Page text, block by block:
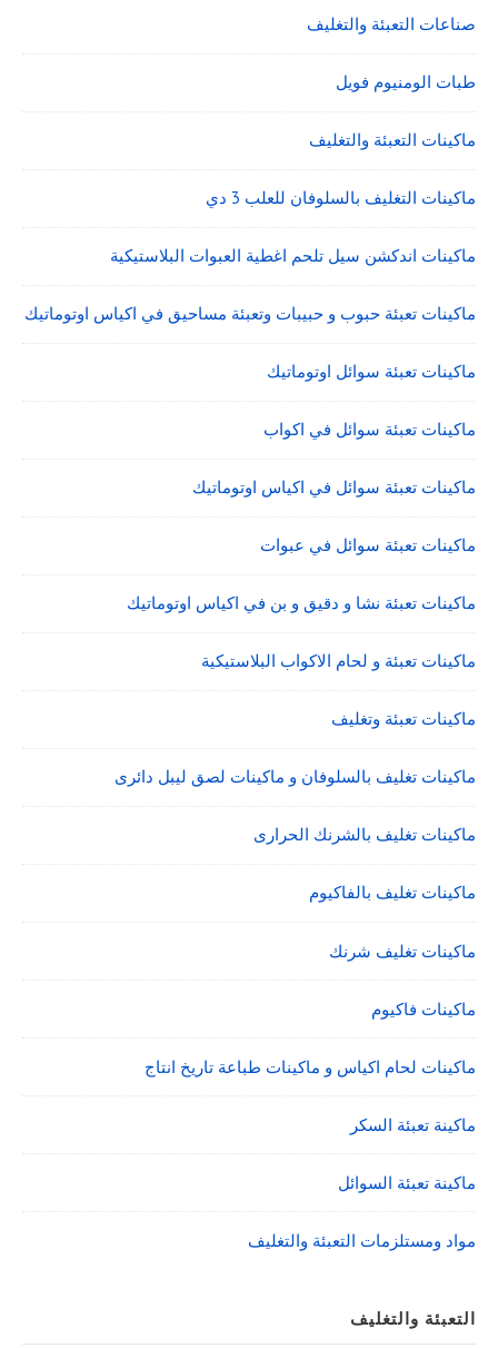
صناعات التعبئة والتغليف
طبات الومنيوم فويل
ماكينات التعبئة والتغليف
ماكينات التغليف بالسلوفان للعلب 3 دي
ماكينات اندكشن سيل تلحم اغطية العبوات البلاستيكية
ماكينات تعبئة حبوب و حبيبات وتعبئة مساحيق في اكياس اوتوماتيك
ماكينات تعبئة سوائل اوتوماتيك
ماكينات تعبئة سوائل في اكواب
ماكينات تعبئة سوائل في اكياس اوتوماتيك
ماكينات تعبئة سوائل في عبوات
ماكينات تعبئة نشا و دقيق و بن في اكياس اوتوماتيك
ماكينات تعبئة و لحام الاكواب البلاستيكية
ماكينات تعبئة وتغليف
ماكينات تغليف بالسلوفان و ماكينات لصق ليبل دائرى
ماكينات تغليف بالشرنك الحرارى
ماكينات تغليف بالفاكيوم
ماكينات تغليف شرنك
ماكينات فاكيوم
ماكينات لحام اكياس و ماكينات طباعة تاريخ انتاج
ماكينة تعبئة السكر
ماكينة تعبئة السوائل
مواد ومستلزمات التعبئة والتغليف
التعبئة والتغليف